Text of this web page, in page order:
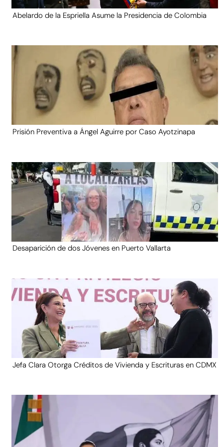
Abelardo de la Espriella Asume la Presidencia de Colombia
Prisión Preventiva a Ángel Aguirre por Caso Ayotzinapa
Desaparición de dos Jóvenes en Puerto Vallarta
Jefa Clara Otorga Créditos de Vivienda y Escrituras en CDMX